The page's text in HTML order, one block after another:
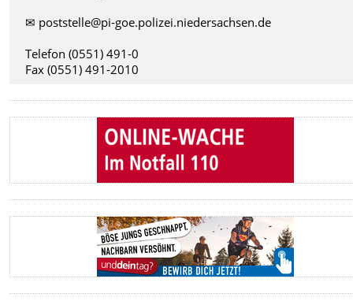
✉︎ poststelle@pi-goe.polizei.niedersachsen.de
Telefon (0551) 491-0
Fax (0551) 491-2010